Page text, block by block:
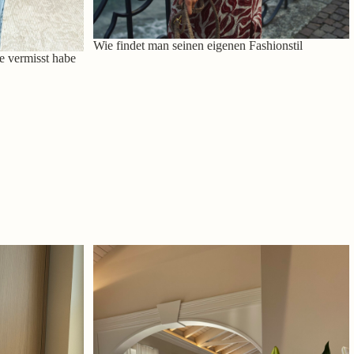
vermisst habe
Wie findet man seinen eigenen Fashionstil